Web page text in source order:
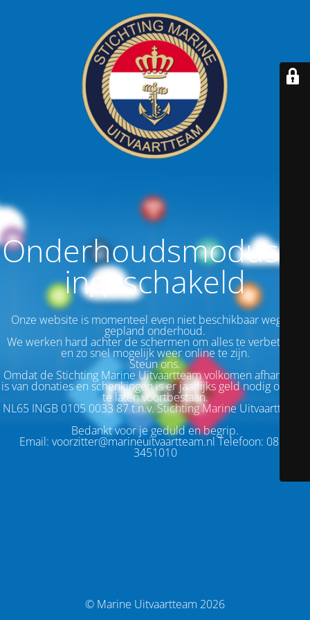
Onderhoudsmodus is
ingeschakeld
Onze website is momenteel even niet beschikbaar wegens
gepland onderhoud.
We werken hard achter de schermen om alles te verbeteren
en zo snel mogelijk weer online te zijn.
Steun ons.
Omdat de Stichting Marine Uitvaartteam volkomen afhankelijk
is van donaties en schenkingen is er jaarlijks geld nodig om ons
te laten voortbestaan.
NL65 INGB 0105 0033 87 t.n.v. Stichting Marine Uitvaartteam..
Bedankt voor je geduld en begrip.
Email: voorzitter@marineuitvaartteam.nl Telefoon: 085 -
3451010
© Marine Uitvaartteam 2026